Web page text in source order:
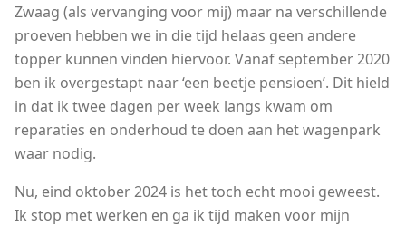
Zwaag (als vervanging voor mij) maar na verschillende
proeven hebben we in die tijd helaas geen andere
topper kunnen vinden hiervoor. Vanaf september 2020
ben ik overgestapt naar ‘een beetje pensioen’. Dit hield
in dat ik twee dagen per week langs kwam om
reparaties en onderhoud te doen aan het wagenpark
waar nodig.
Nu, eind oktober 2024 is het toch echt mooi geweest.
Ik stop met werken en ga ik tijd maken voor mijn